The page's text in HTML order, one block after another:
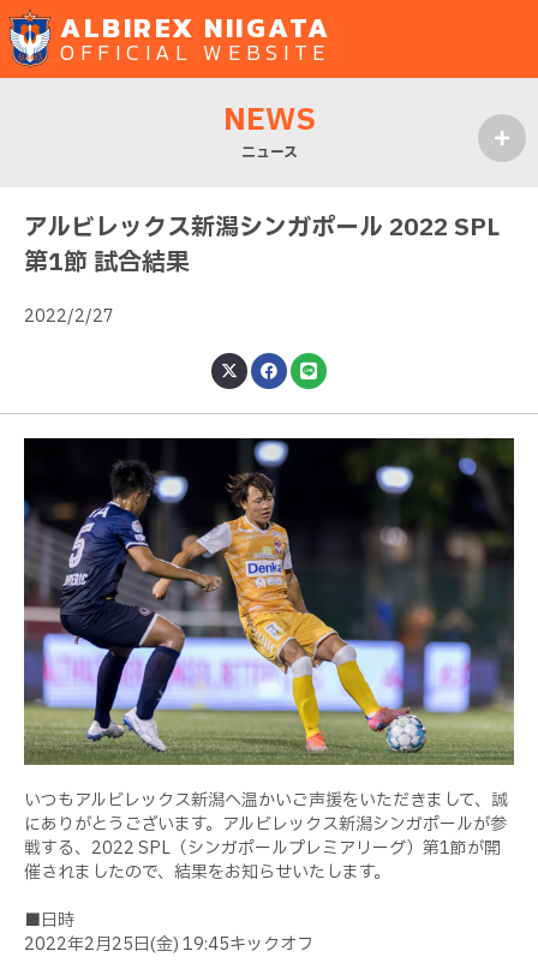
ALBIREX NIIGATA
OFFICIAL WEBSITE
NEWS
ニュース
アルビレックス新潟シンガポール 2022 SPL
第1節 試合結果
2022/2/27
いつもアルビレックス新潟へ温かいご声援をいただきまして、誠
にありがとうございます。アルビレックス新潟シンガポールが参
戦する、2022 SPL（シンガポールプレミアリーグ）第1節が開
催されましたので、結果をお知らせいたします。
■日時
2022年2月25日(金) 19:45キックオフ